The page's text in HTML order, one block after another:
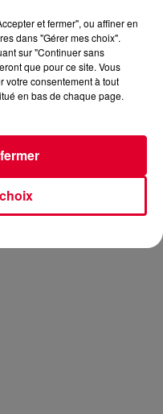
récemment dans nos
une grotte, depuis les
an jour pour jour après
prochain,Fakear
et fermer", ou affiner en
dans "Gérer mes choix".
sur "Continuer sans
que pour ce site. Vous
votre consentement à tout
en bas de chaque page.